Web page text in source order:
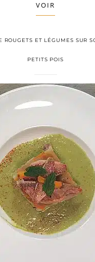
VOIR
ROUGETS ET LÉGUMES SUR
PETITS POIS